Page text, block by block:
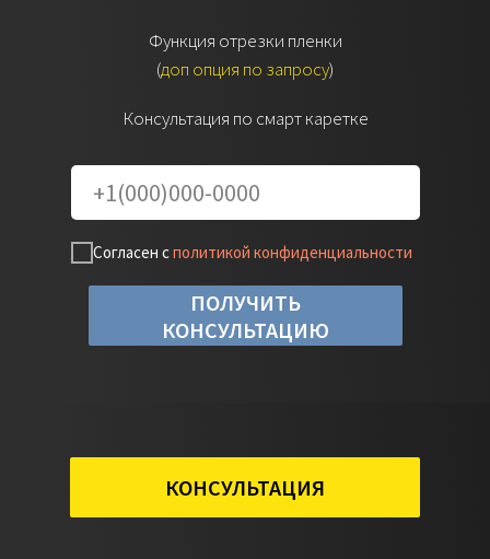
Функция отрезки пленки
(доп опция по запросу)
Консультация по смарт каретке
Согласен сполитикой конфиденциальности
ПОЛУЧИТЬ
КОНСУЛЬТАЦИЮ
КОНСУЛЬТАЦИЯ